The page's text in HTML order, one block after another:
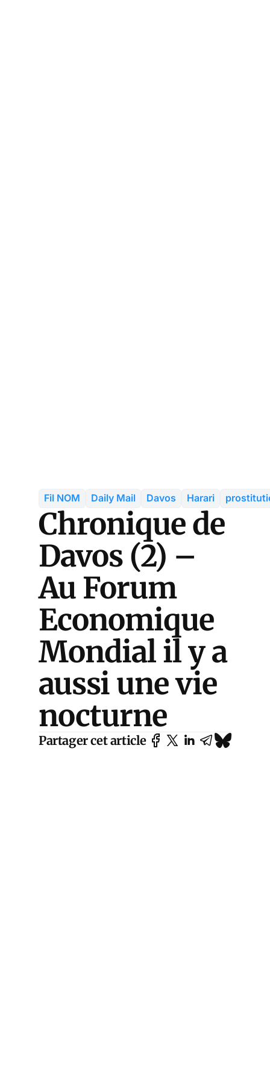
Fil NOM Daily Mail Davos Harari
Chronique de
Davos (2) –
Au Forum
Economique
Mondial il y a
aussi une vie
nocturne
Partager cet article